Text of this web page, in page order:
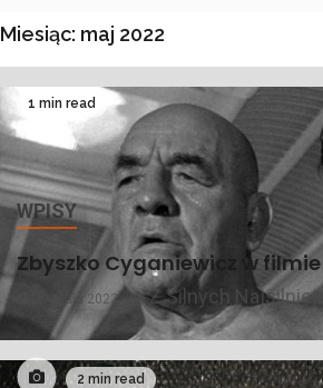
Miesiąc: maj 2022
1 min read
WPISY
Zbyszko Cyganiewicz w filmie
29 maja 2022 Z Silnych Najsilniejsi
2 min read